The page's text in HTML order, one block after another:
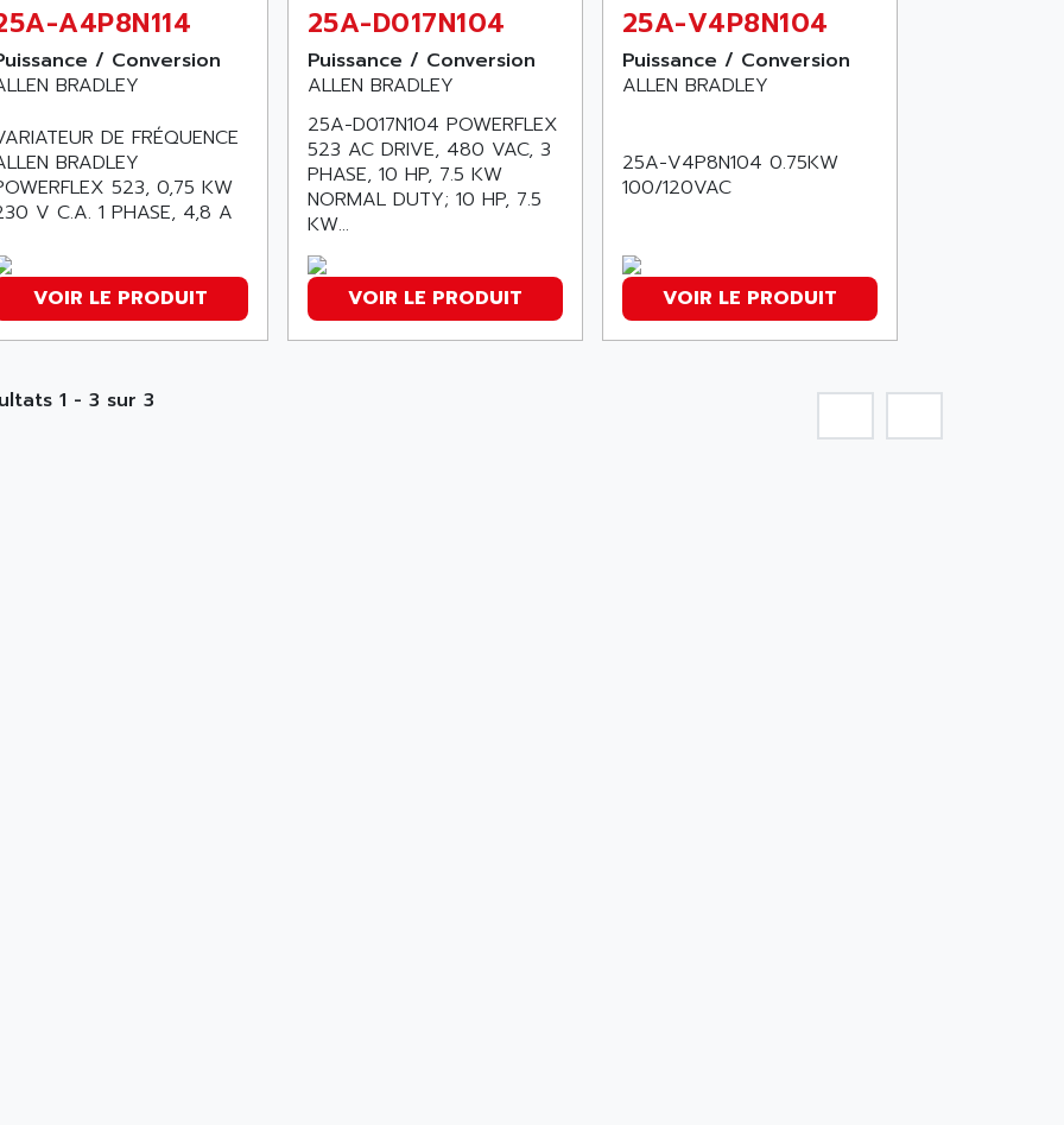
A4P8N114
/ Conversion
BRADLEY
DE FRÉQUENCE
BRADLEY
523, 0,75 KW
V C.A. 1 PHASE, 4,8 A
VOIR LE PRODUIT
25A-D017N104
Puissance / Conversion
ALLEN BRADLEY
25A-D017N104 POWERFLEX
523 AC DRIVE, 480 VAC, 3
PHASE, 10 HP, 7.5 KW
NORMAL DUTY; 10 HP, 7.5
KW...
VOIR LE PRODUIT
25A-V4P8N104
Puissance / Conversion
ALLEN BRADLEY
25A-V4P8N104 0.75KW
100/120VAC
VOIR LE PRODUIT
1 - 3 sur 3